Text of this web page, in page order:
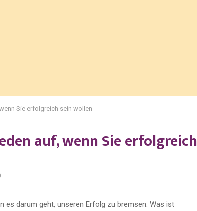
Sie erfolgreich sein wollen
auf, wenn Sie erfolgreich
es darum geht, unseren Erfolg zu bremsen. Was ist